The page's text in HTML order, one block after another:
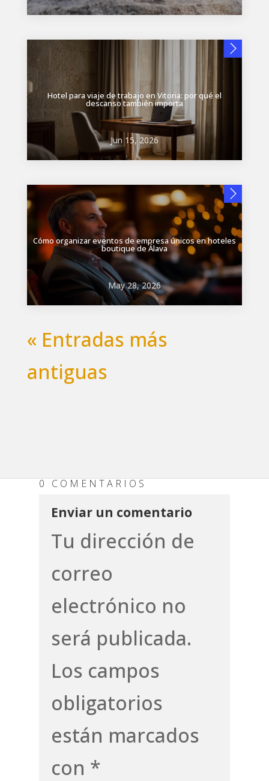
Hotel para viaje de trabajo en Vitoria: por qué el
descanso también importa
Jun 15, 2026
Cómo organizar eventos de empresa únicos en hoteles
boutique de Álava
May 28, 2026
« Entradas más
antiguas
0 COMENTARIOS
Enviar un comentario
Tu dirección de
correo
electrónico no
será publicada.
Los campos
obligatorios
están marcados
con *